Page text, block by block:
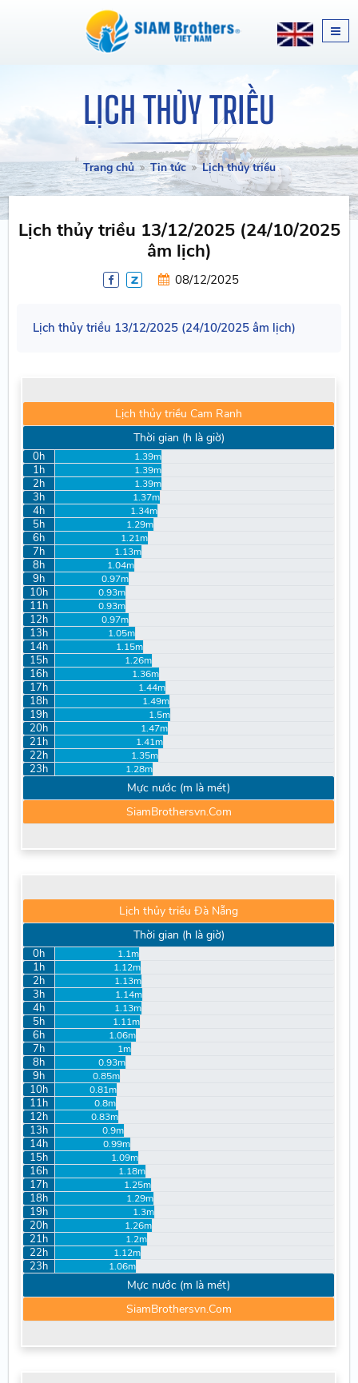
LỊCH THỦY TRIỀU
Trang chủ Tin tức Lịch thủy triều
Lịch thủy triều 13/12/2025 (24/10/2025
âm lịch)
08/12/2025
Lịch thủy triều 13/12/2025 (24/10/2025 âm lịch)
Lịch thủy triều Cam Ranh
Thời gian (h là giờ)
0h 1.39m
1h 1.39m
2h 1.39m
3h 1.37m
4h 1.34m
5h 1.29m
6h 1.21m
7h 1.13m
8h 1.04m
9h 0.97m
10h 0.93m
11h 0.93m
12h 0.97m
13h 1.05m
14h 1.15m
15h 1.26m
16h 1.36m
17h 1.44m
18h 1.49m
19h 1.5m
20h 1.47m
21h 1.41m
22h 1.35m
23h 1.28m
Mực nước (m là mét)
SiamBrothersvn.Com
Lịch thủy triều Đà Nẵng
Thời gian (h là giờ)
0h 1.1m
1h 1.12m
2h 1.13m
3h 1.14m
4h 1.13m
5h 1.11m
6h 1.06m
7h 1m
8h 0.93m
9h 0.85m
10h 0.81m
11h 0.8m
12h 0.83m
13h 0.9m
14h 0.99m
15h 1.09m
16h 1.18m
17h 1.25m
18h 1.29m
19h 1.3m
20h 1.26m
21h 1.2m
22h 1.12m
23h 1.06m
Mực nước (m là mét)
SiamBrothersvn.Com